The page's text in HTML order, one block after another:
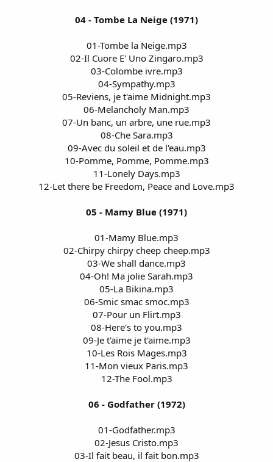
04 - Tombe La Neige (1971)
01-Tombe la Neige.mp3
02-Il Cuore E' Uno Zingaro.mp3
03-Colombe ivre.mp3
04-Sympathy.mp3
05-Reviens, je t'aime Midnight.mp3
06-Melancholy Man.mp3
07-Un banc, un arbre, une rue.mp3
08-Che Sara.mp3
09-Avec du soleil et de l'eau.mp3
10-Pomme, Pomme, Pomme.mp3
11-Lonely Days.mp3
12-Let there be Freedom, Peace and Love.mp3
05 - Mamy Blue (1971)
01-Mamy Blue.mp3
02-Chirpy chirpy cheep cheep.mp3
03-We shall dance.mp3
04-Oh! Ma jolie Sarah.mp3
05-La Bikina.mp3
06-Smic smac smoc.mp3
07-Pour un Flirt.mp3
08-Here's to you.mp3
09-Je t'aime je t'aime.mp3
10-Les Rois Mages.mp3
11-Mon vieux Paris.mp3
12-The Fool.mp3
06 - Godfather (1972)
01-Godfather.mp3
02-Jesus Cristo.mp3
03-Il fait beau, il fait bon.mp3